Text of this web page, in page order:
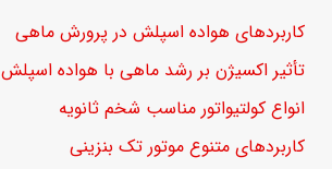
کاربردهای هواده اسپلش در پرورش ماهی
تأثیر اکسیژن بر رشد ماهی با هواده اسپلش
انواع کولتیواتور مناسب شخم ثانویه
کاربردهای متنوع موتور تک بنزینی